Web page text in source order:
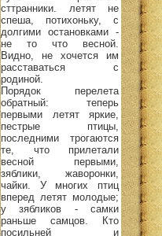
сттранники. летят не
спеша, потихоньку, с
долгими остановками -
не то что весной.
Видно, не хочется им
расставаться с
родиной.
Порядок перелета
обратный: теперь
первыми летят яркие,
пестрые птицы,
последними трогаются
те, что прилетали
весной первыми,
зяблики, жаворонки,
чайки. У многих птиц
вперед летят молодые;
у зябликов - самки
раньше самцов. Кто
посильней и